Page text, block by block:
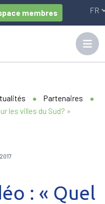
membres
● Partenaires
●
les villes du Sud? »
: « Quel